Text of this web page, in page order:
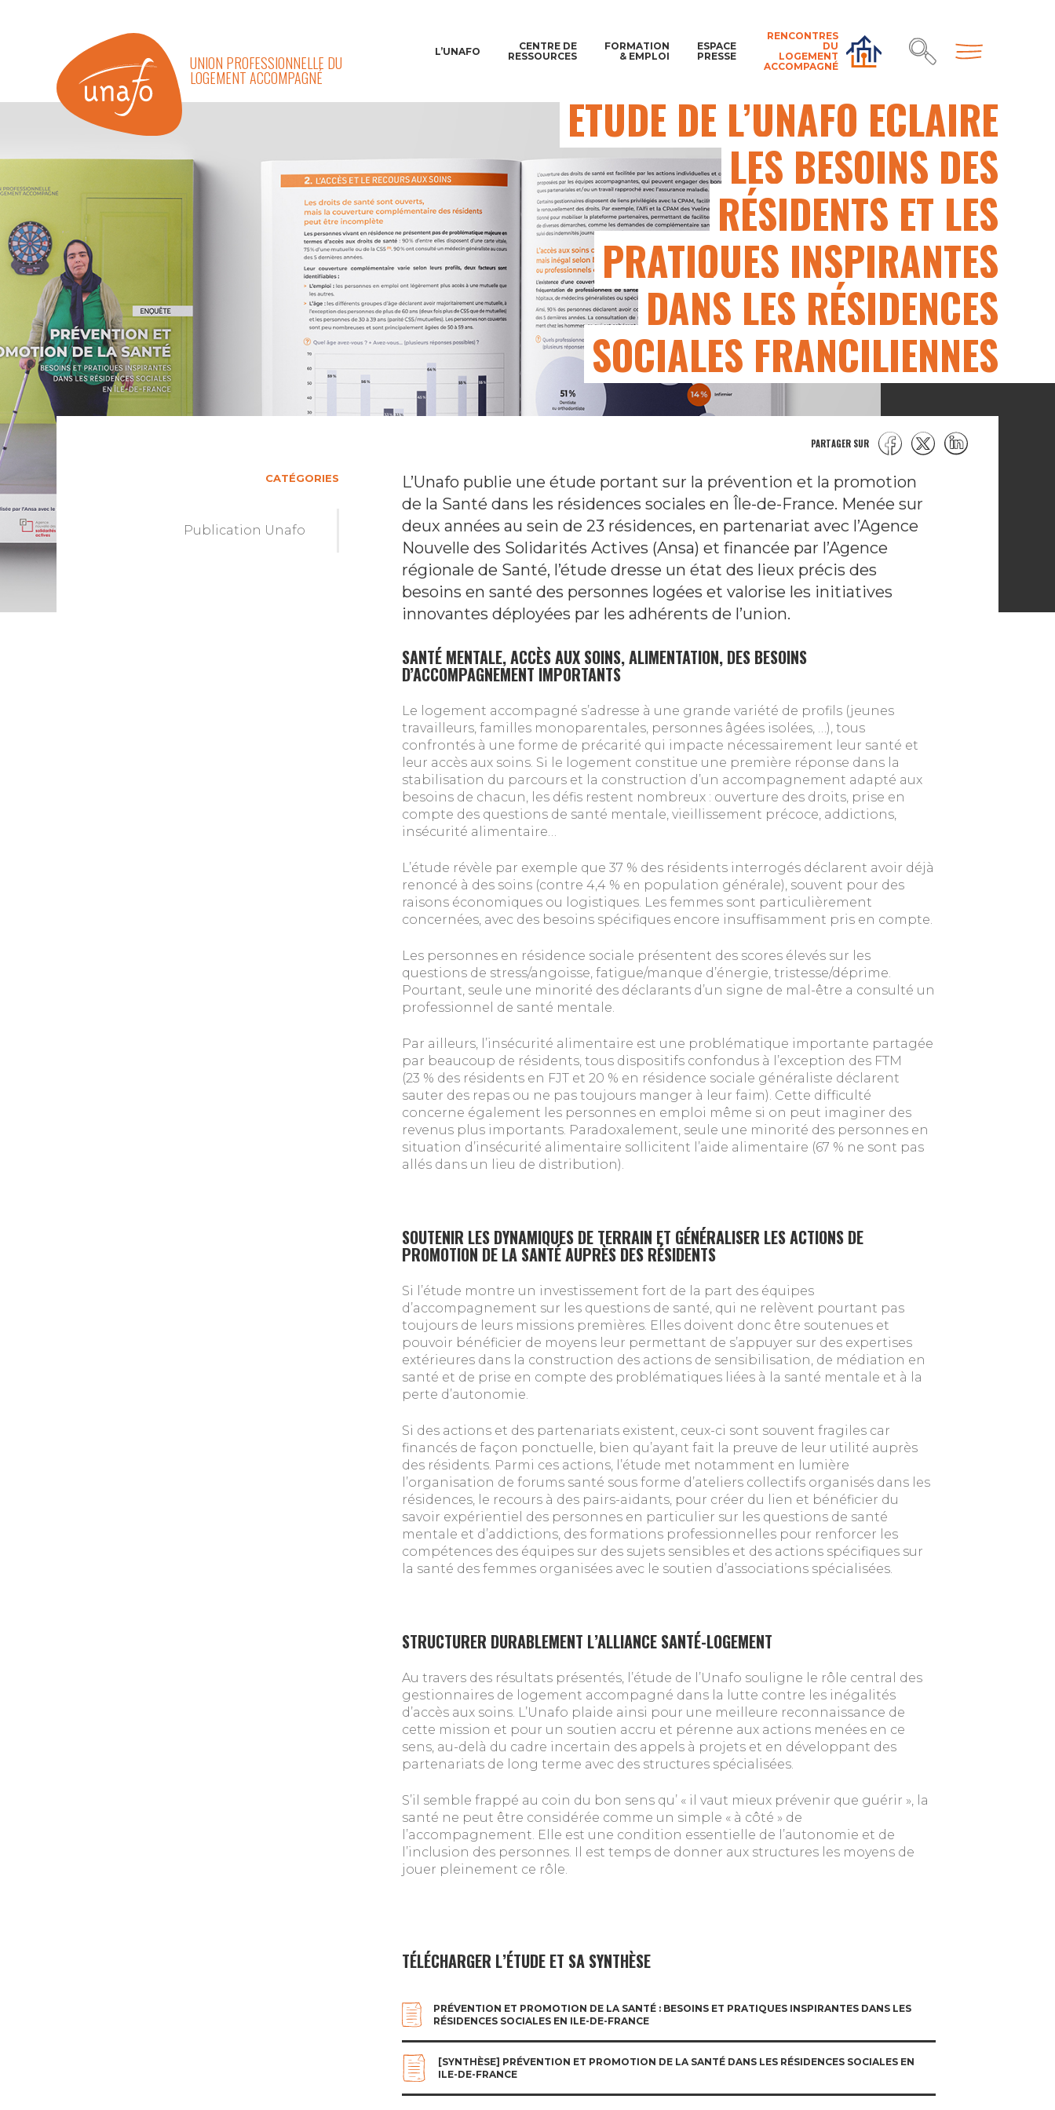
UNION PROFESSIONNELLE DU
LOGEMENT ACCOMPAGNÉ
L’UNAFO
CENTRE DE
RESSOURCES
FORMATION
& EMPLOI
ESPACE
PRESSE
RENCONTRES
DU
LOGEMENT
ACCOMPAGNÉ
UNAFO TOUTE L’ACTUALITÉ
SANTÉ ET LOGEMENT : UNE
ÉTUDE DE L’UNAFO ÉCLAIRE
LES BESOINS DES
RÉSIDENTS ET LES
PRATIQUES INSPIRANTES
DANS LES RÉSIDENCES
SOCIALES FRANCILIENNES
CATÉGORIES
Publication Unafo
PARTAGER SUR
L’Unafo publie une étude portant sur la prévention et la promotion
de la Santé dans les résidences sociales en Île-de-France. Menée sur
deux années au sein de 23 résidences, en partenariat avec l’Agence
Nouvelle des Solidarités Actives (Ansa) et financée par l’Agence
régionale de Santé, l’étude dresse un état des lieux précis des
besoins en santé des personnes logées et valorise les initiatives
innovantes déployées par les adhérents de l’union.
SANTÉ MENTALE, ACCÈS AUX SOINS, ALIMENTATION, DES BESOINS
D’ACCOMPAGNEMENT IMPORTANTS
Le logement accompagné s’adresse à une grande variété de profils (jeunes
travailleurs, familles monoparentales, personnes âgées isolées, …), tous
confrontés à une forme de précarité qui impacte nécessairement leur santé et
leur accès aux soins. Si le logement constitue une première réponse dans la
stabilisation du parcours et la construction d’un accompagnement adapté aux
besoins de chacun, les défis restent nombreux : ouverture des droits, prise en
compte des questions de santé mentale, vieillissement précoce, addictions,
insécurité alimentaire…
L’étude révèle par exemple que 37 % des résidents interrogés déclarent avoir déjà
renoncé à des soins (contre 4,4 % en population générale), souvent pour des
raisons économiques ou logistiques. Les femmes sont particulièrement
concernées, avec des besoins spécifiques encore insuffisamment pris en compte.
Les personnes en résidence sociale présentent des scores élevés sur les
questions de stress/angoisse, fatigue/manque d’énergie, tristesse/déprime.
Pourtant, seule une minorité des déclarants d’un signe de mal-être a consulté un
professionnel de santé mentale.
Par ailleurs, l’insécurité alimentaire est une problématique importante partagée
par beaucoup de résidents, tous dispositifs confondus à l’exception des FTM
(23 % des résidents en FJT et 20 % en résidence sociale généraliste déclarent
sauter des repas ou ne pas toujours manger à leur faim). Cette difficulté
concerne également les personnes en emploi même si on peut imaginer des
revenus plus importants. Paradoxalement, seule une minorité des personnes en
situation d’insécurité alimentaire sollicitent l’aide alimentaire (67 % ne sont pas
allés dans un lieu de distribution).
SOUTENIR LES DYNAMIQUES DE TERRAIN ET GÉNÉRALISER LES ACTIONS DE
PROMOTION DE LA SANTÉ AUPRÈS DES RÉSIDENTS
Si l’étude montre un investissement fort de la part des équipes
d’accompagnement sur les questions de santé, qui ne relèvent pourtant pas
toujours de leurs missions premières. Elles doivent donc être soutenues et
pouvoir bénéficier de moyens leur permettant de s’appuyer sur des expertises
extérieures dans la construction des actions de sensibilisation, de médiation en
santé et de prise en compte des problématiques liées à la santé mentale et à la
perte d’autonomie.
Si des actions et des partenariats existent, ceux-ci sont souvent fragiles car
financés de façon ponctuelle, bien qu’ayant fait la preuve de leur utilité auprès
des résidents. Parmi ces actions, l’étude met notamment en lumière
l’organisation de forums santé sous forme d’ateliers collectifs organisés dans les
résidences, le recours à des pairs-aidants, pour créer du lien et bénéficier du
savoir expérientiel des personnes en particulier sur les questions de santé
mentale et d’addictions, des formations professionnelles pour renforcer les
compétences des équipes sur des sujets sensibles et des actions spécifiques sur
la santé des femmes organisées avec le soutien d’associations spécialisées.
STRUCTURER DURABLEMENT L’ALLIANCE SANTÉ-LOGEMENT
Au travers des résultats présentés, l’étude de l’Unafo souligne le rôle central des
gestionnaires de logement accompagné dans la lutte contre les inégalités
d’accès aux soins. L’Unafo plaide ainsi pour une meilleure reconnaissance de
cette mission et pour un soutien accru et pérenne aux actions menées en ce
sens, au-delà du cadre incertain des appels à projets et en développant des
partenariats de long terme avec des structures spécialisées.
S’il semble frappé au coin du bon sens qu’ « il vaut mieux prévenir que guérir », la
santé ne peut être considérée comme un simple « à côté » de
l’accompagnement. Elle est une condition essentielle de l’autonomie et de
l’inclusion des personnes. Il est temps de donner aux structures les moyens de
jouer pleinement ce rôle.
TÉLÉCHARGER L’ÉTUDE ET SA SYNTHÈSE
PRÉVENTION ET PROMOTION DE LA SANTÉ : BESOINS ET PRATIQUES INSPIRANTES DANS LES
RÉSIDENCES SOCIALES EN ILE-DE-FRANCE
[SYNTHÈSE] PRÉVENTION ET PROMOTION DE LA SANTÉ DANS LES RÉSIDENCES SOCIALES EN
ILE-DE-FRANCE